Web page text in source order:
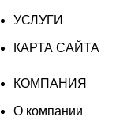
УСЛУГИ
КАРТА САЙТА
КОМПАНИЯ
О компании